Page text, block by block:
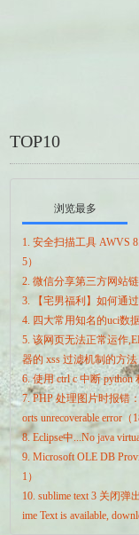
TOP10
浏览最多
1. 安全扫描工具 AWVS
5）
2. 微信分享第三方网站
3. 【宅男福利】如何通过
4. 四大常用知名的uci数
5. 该网页无法正常运作
器的 xss 过滤机制的方法
6. 使用 ctrl c 中断
7. PHP 处理图片时报错：
orts unrecoverable error（
8. Eclipse中...No java
9. Microsoft OLE DB
1）
10. sublime text 3 关闭弹
ime Text is available,